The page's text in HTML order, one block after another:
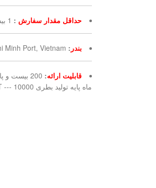
حداقل مقدار سفارش : 1 بیست و پا کانتینر
بندر :
Minh Port, Vietnam
قابلیت ارائه:
ماه پایه تولید بطری PET --- 10000 تن در ماه LAB QC - 20 تیم کنترل کیفیت حرفه